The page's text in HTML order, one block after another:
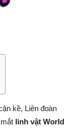
kề, Liên đoàn
linh vật World